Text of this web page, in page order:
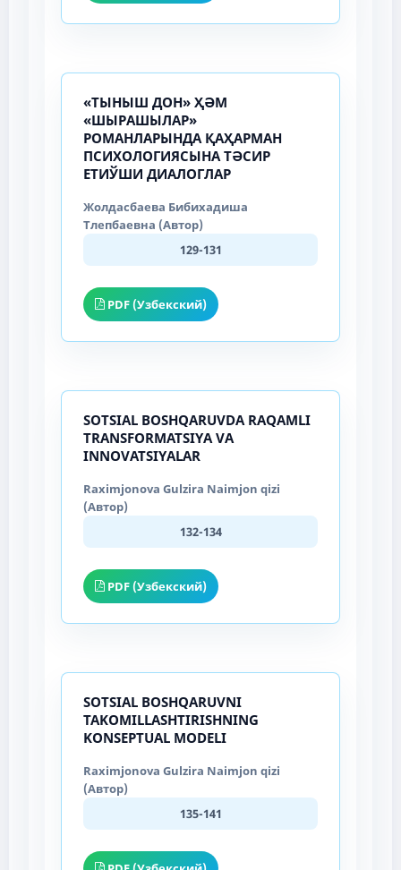
«ТЫНЫШ ДОН» ҲӘМ
«ШЫРАШЫЛАР»
РОМАНЛАРЫНДА ҚАҲАРМАН
ПСИХОЛОГИЯСЫНА ТӘСИР
ЕТИЎШИ ДИАЛОГЛАР
Жолдасбаева Бибихадиша
Тлепбаевна (Автор)
129-131
PDF (Узбекский)
SOTSIAL BOSHQARUVDA RAQAMLI
TRANSFORMATSIYA VA
INNOVATSIYALAR
Raximjonova Gulzira Naimjon qizi
(Автор)
132-134
PDF (Узбекский)
SOTSIAL BOSHQARUVNI
TAKOMILLASHTIRISHNING
KONSEPTUAL MODELI
Raximjonova Gulzira Naimjon qizi
(Автор)
135-141